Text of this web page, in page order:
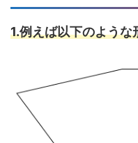
1.例えば以下のよう